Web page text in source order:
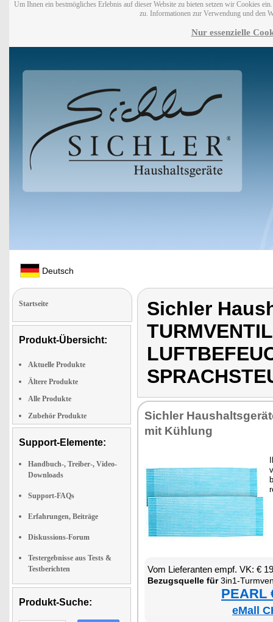
Um Ihnen ein bestmögliches Erlebnis auf dieser Website zu bieten setzen wir Cookies
zu. Informationen zur Verwendung und den
Nur essenzielle
Deutsch
Startseite
Produkt-Übersicht:
Aktuelle Produkte
Ältere Produkte
Alle Produkte
Zubehör Produkte
Support-Elemente:
Handbuch-, Treiber-, Video-
Downloads
Support-FAQs
Erfahrungen, Beiträge
Diskussions-Forum
Testergebnisse aus Tests &
Testberichten
Produkt-Suche:
Sichler
Sich­ler
mit Küh­lung
Vom Lie­fe­ran­ten empf. VK: €
Be­zugs­quel­le für3in1-Turm­ven­ti­la­tor, Luft­küh­ler
PEARL
eMall